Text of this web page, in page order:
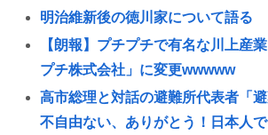
明治維新後の徳川家について語る
【朗報】プチプチで有名な川上産
プチ株式会社」に変更wwwww
高市総理と対話の避難所代表者「
不自由ない、ありがとう！日本人で